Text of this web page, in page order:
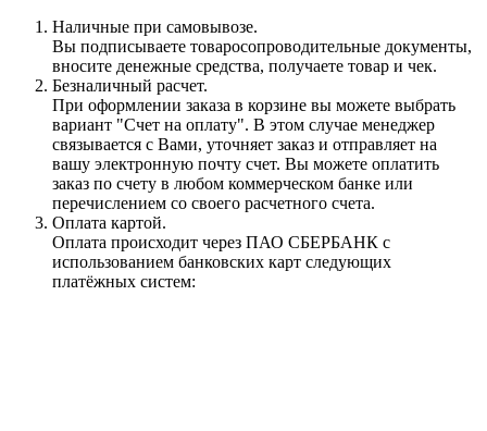
Наличные при самовывозе.
Вы подписываете товаросопроводительные документы,
вносите денежные средства, получаете товар и чек.
Безналичный расчет.
При оформлении заказа в корзине вы можете выбрать
вариант "Счет на оплату". В этом случае менеджер
связывается с Вами, уточняет заказ и отправляет на
вашу электронную почту счет. Вы можете оплатить
заказ по счету в любом коммерческом банке или
перечислением со своего расчетного счета.
Оплата картой.
Оплата происходит через ПАО СБЕРБАНК с
использованием банковских карт следующих
платёжных систем: